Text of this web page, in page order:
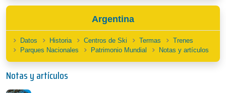
Argentina
Datos Historia Centros de Ski Termas
Trenes
Parques Nacionales
Patrimonio Mundial Notas y artículos
Notas y artículos